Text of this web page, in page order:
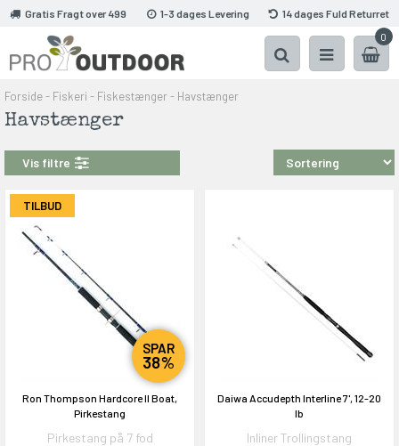
Gratis Fragt over 499 1-3 dages Levering
14 dages Fuld Returret
0
Forside- Fiskeri - Fiskestænger- Havstænger
Havstænger
Vis filtre
TILBUD
SPAR
38%
Ron Thompson Hardcore II Boat,
Pirkestang
Pirkestang på 7 fod
Daiwa Accudepth Interline 7', 12-20
lb
Inliner Trollingstang